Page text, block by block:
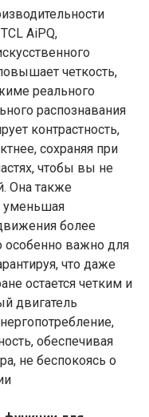
AiPQ,
четкость,
реального
распознавания
контрастность,
сохраняя при
чтобы вы не
Она также
уменьшая
более
важно для
что даже
остается четким и
двигатель
обеспечивая
не беспокоясь о